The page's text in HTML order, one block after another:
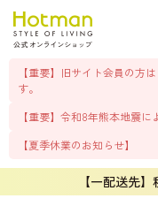
【重要】旧サイト会員の方
す。
【重要】令和8年熊本地震
【夏季休業のお知らせ】
【一配送先】